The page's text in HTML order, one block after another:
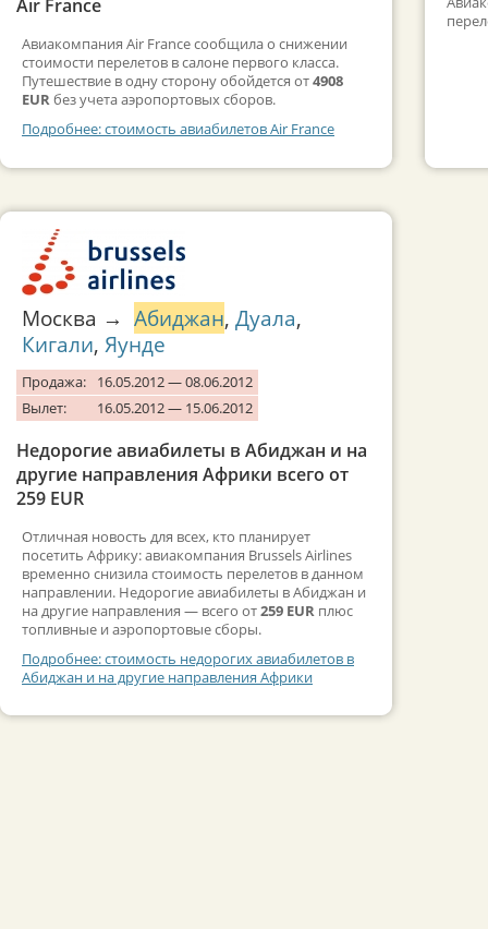
Air France
Авиакомпания Air France сообщила о снижении
стоимости перелетов в салоне первого класса.
Путешествие в одну сторону обойдется от4908
EURбез учета аэропортовых сборов.
Подробнее: стоимость авиабилетов Air France
Москва → Абиджан, Дуала,
Кигали, Яунде
Продажа:
16.05.2012 — 08.06.2012
Вылет:
16.05.2012 — 15.06.2012
Недорогие авиабилеты в Абиджан и на
другие направления Африки всего от
259 EUR
Отличная новость для всех, кто планирует
посетить Африку: авиакомпания Brussels Airlines
временно снизила стоимость перелетов в данном
направлении. Недорогие авиабилеты в Абиджан и
на другие направления — всего от259 EUR плюс
топливные и аэропортовые сборы.
Подробнее: стоимость недорогих авиабилетов в
Абиджан и на другие направления Африки